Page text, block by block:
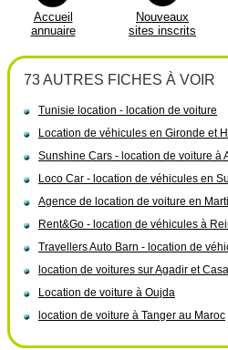
Accueil
annuaire
Nouveaux
sites inscrits
73 AUTRES FICHES À VOIR
Tunisie location - location de voiture
Location de véhicules en Gironde et
Sunshine Cars - location de voiture à
Loco Car - location de véhicules en
Agence de location de voiture en
Rent&Go - location de véhicules à
Travellers Auto Barn - location de
location de voitures sur Agadir et
Location de voiture à Oujda
location de voiture à Tanger au Maroc